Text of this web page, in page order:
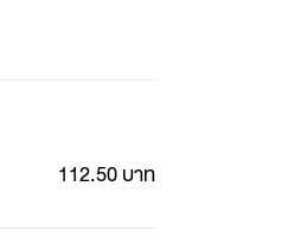
112.50 บาท